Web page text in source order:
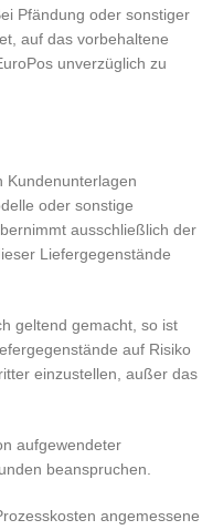
Pfändung oder sonstiger
auf das vorbehaltene
unverzüglich zu
Kundenunterlagen
oder sonstige
ausschließlich der
Liefergegenstände
geltend gemacht, so ist
auf Risiko
einzustellen, außer das
aufgewendeter
beanspruchen.
angemessene